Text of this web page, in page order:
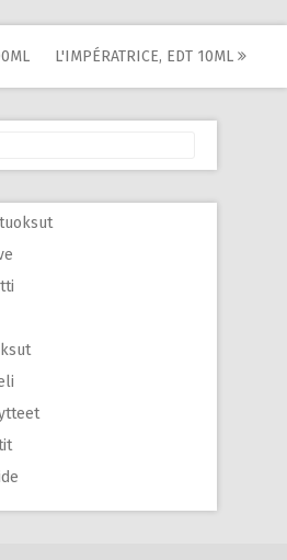
L'IMPÉRATRICE, EDT 10ML